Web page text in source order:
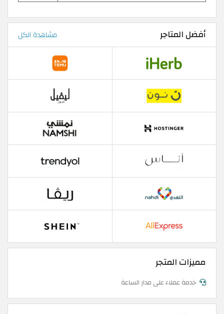
أفضل المتاجر مشاهدة الكل
مميزات المتجر
خدمة عملاء على مدار الساعة